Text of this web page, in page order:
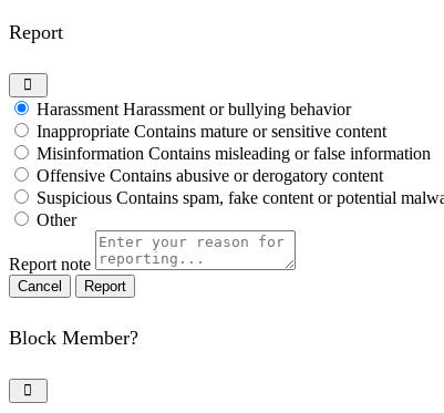
Report
Harassment Harassment or bullying behavior
Inappropriate Contains mature or sensitive content
Misinformation Contains misleading or false information
Offensive Contains abusive or derogatory content
Suspicious Contains spam, fake content or potential
Other
Report note
Report
Block Member?